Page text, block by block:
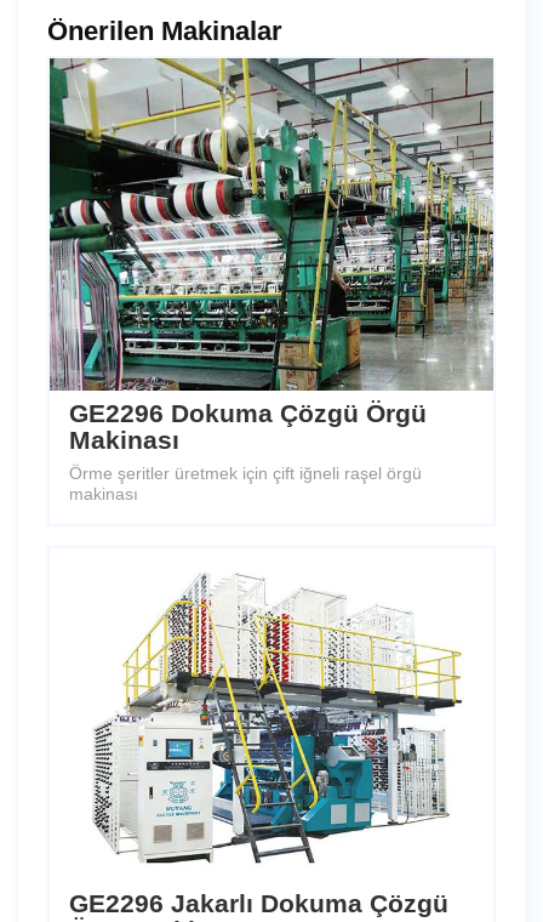
Önerilen Makinalar
GE2296 Dokuma Çözgü Örgü
Makinası
Örme şeritler üretmek için çift iğneli raşel örgü
makinası
GE2296 Jakarlı Dokuma Çözgü